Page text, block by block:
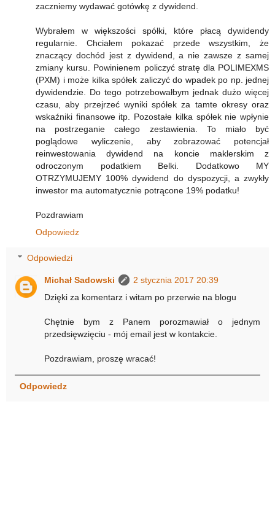
zaczniemy wydawać gotówkę z dywidend.
Wybrałem w większości spółki, które płacą dywidendy
regularnie. Chciałem pokazać przede wszystkim, że
znaczący dochód jest z dywidend, a nie zawsze z samej
zmiany kursu. Powinienem policzyć stratę dla POLIMEXMS
(PXM) i może kilka spółek zaliczyć do wpadek po np. jednej
dywidendzie. Do tego potrzebowałbym jednak dużo więcej
czasu, aby przejrzeć wyniki spółek za tamte okresy oraz
wskaźniki finansowe itp. Pozostałe kilka spółek nie wpłynie
na postrzeganie całego zestawienia. To miało być
poglądowe wyliczenie, aby zobrazować potencjał
reinwestowania dywidend na koncie maklerskim z
odroczonym podatkiem Belki. Dodatkowo MY
OTRZYMUJEMY 100% dywidend do dyspozycji, a zwykły
inwestor ma automatycznie potrącone 19% podatku!
Pozdrawiam
Odpowiedz
Odpowiedzi
Michał Sadowski
2 stycznia 2017 20:39
Dzięki za komentarz i witam po przerwie na blogu
Chętnie bym z Panem porozmawiał o jednym
przedsięwzięciu - mój email jest w kontakcie.
Pozdrawiam, proszę wracać!
Odpowiedz